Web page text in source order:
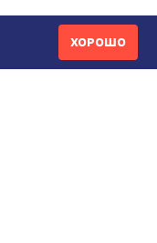
ХОРОШО